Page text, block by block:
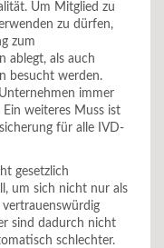
Um Mitglied zu
zu dürfen,
zum
ablegt, als auch
besucht werden.
immer
weiteres Muss ist
für alle IVD-
gesetzlich
um sich nicht nur als
sind dadurch nicht
schlechter.